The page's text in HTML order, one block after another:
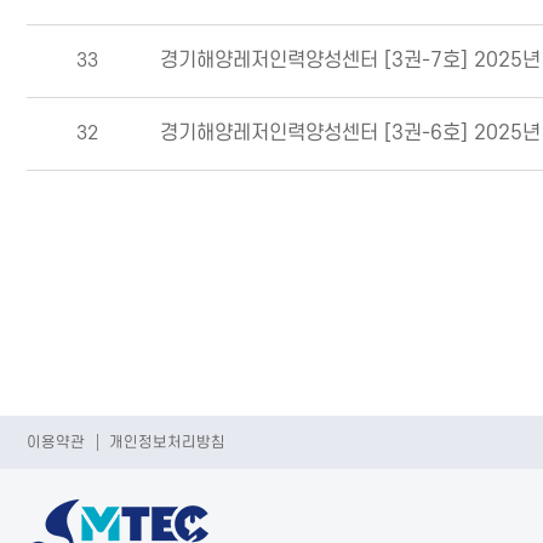
33 경기해양레저인력양성센터 [3권-7호] 2025
32 경기해양레저인력양성센터 [3권-6호] 2025
이용약관 개인정보처리방침